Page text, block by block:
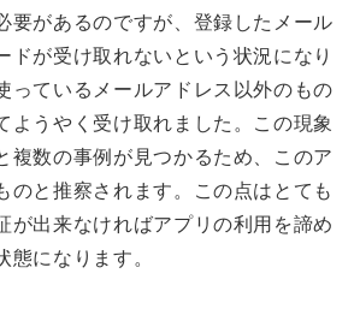
要があるのですが、登録したメール
ドが受け取れないという状況になり
っているメールアドレス以外のもの
ようやく受け取れました。この現象
複数の事例が見つかるため、このア
のと推察されます。この点はとても
が出来なければアプリの利用を諦め
態になります。